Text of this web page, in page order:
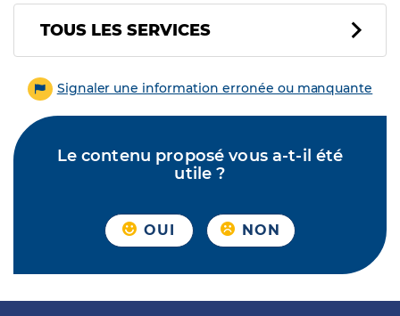
Tous les services
TOUS LES SERVICES
Signaler une information erronée ou manquante
Le contenu proposé vous a-t-il été
utile ?
OUI NON